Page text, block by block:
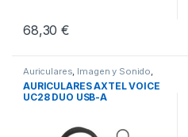
68,30€
Auriculares, Imagen y Sonido,
Sonido PC
AURICULARES AXTEL VOICE
UC28 DUO USB-A